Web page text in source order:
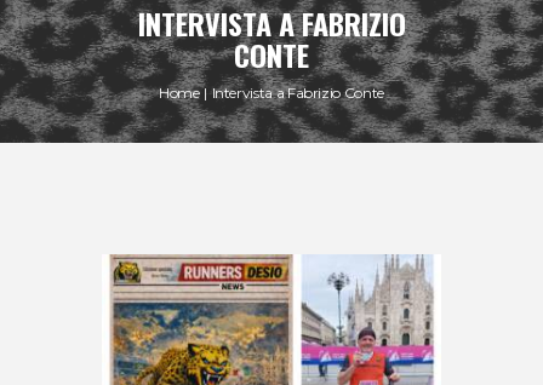
INTERVISTA A FABRIZIO
CONTE
Home Intervista a Fabrizio Conte